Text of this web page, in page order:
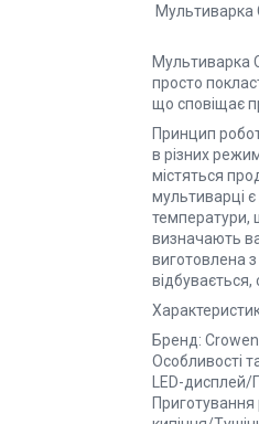
Мультиварка
Мультиварка
просто
що сповіщає
Принцип
в різних
містяться
мультиварці
температури,
визначають
виготовлена
відбувається,
Бренд:
Особливості
LED-